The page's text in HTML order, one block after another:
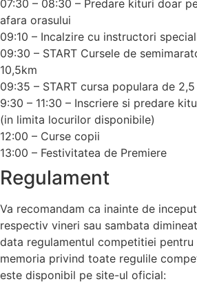
07:30 – 08:30 – Predare kituri doar
afara orasului
09:10 – Incalzire cu instructori
09:30 – START Cursele de
10,5km
09:35 – START cursa populara de
9:30 – 11:30 – Inscriere si predare
(in limita locurilor disponibile)
12:00 – Curse copii
13:00 – Festivitatea de Premiere
Regulament
Va recomandam ca inainte de
respectiv vineri sau sambata
data regulamentul competitiei
memoria privind toate regulile
este disponibil pe site-ul oficial: